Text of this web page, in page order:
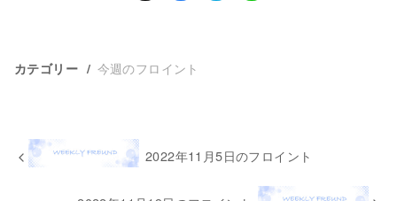
カテゴリー 今週のフロイント
2022年11月5日のフロイント